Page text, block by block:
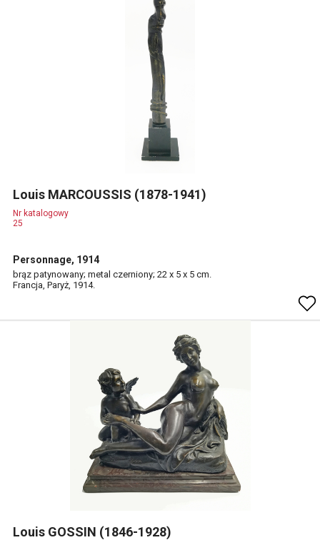
Louis MARCOUSSIS (1878-1941)
Nr katalogowy
25
Personnage, 1914
brąz patynowany; metal czerniony; 22 x 5 x 5 cm.
Francja, Paryż, 1914.
Louis GOSSIN (1846-1928)